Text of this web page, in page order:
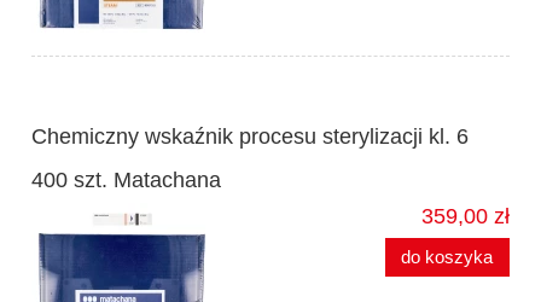
Chemiczny wskaźnik procesu sterylizacji kl. 6
400 szt. Matachana
359,00 zł
do koszyka